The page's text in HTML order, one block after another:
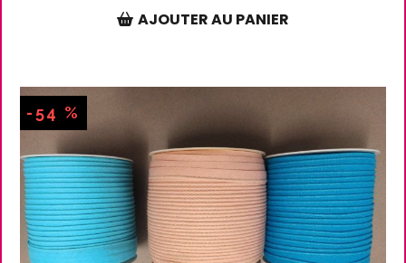
AJOUTER AU PANIER
-54 %